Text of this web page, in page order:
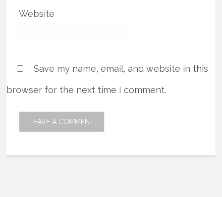
Website
Save my name, email, and website in this
browser for the next time I comment.